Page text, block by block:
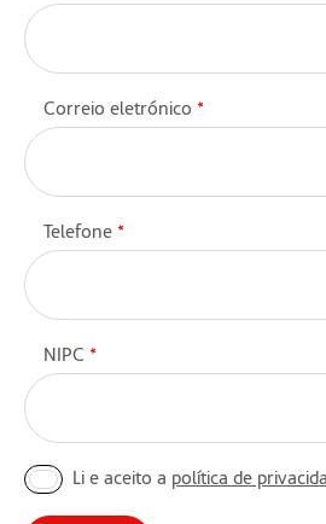
Correio eletrónico *
Telefone *
NIPC *
Li e aceito a política de